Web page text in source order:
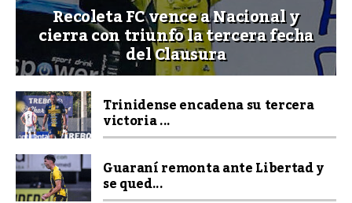
Recoleta FC vence a Nacional y
cierra con triunfo la tercera fecha
del Clausura
Trinidense encadena su tercera
victoria ...
Guaraní remonta ante Libertad y
se qued...